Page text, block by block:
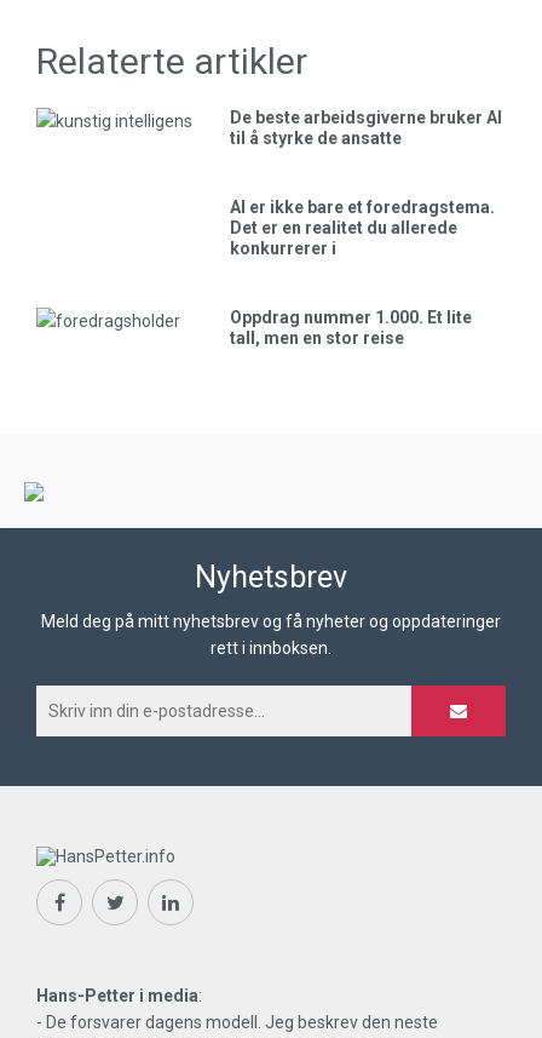
Relaterte artikler
De beste arbeidsgiverne bruker AI
til å styrke de ansatte
AI er ikke bare et foredragstema.
Det er en realitet du allerede
konkurrerer i
Oppdrag nummer 1.000. Et lite
tall, men en stor reise
Nyhetsbrev
Meld deg på mitt nyhetsbrev og få nyheter og oppdateringer
rett i innboksen.
Hans-Petter i media:
- De forsvarer dagens modell. Jeg beskrev den neste